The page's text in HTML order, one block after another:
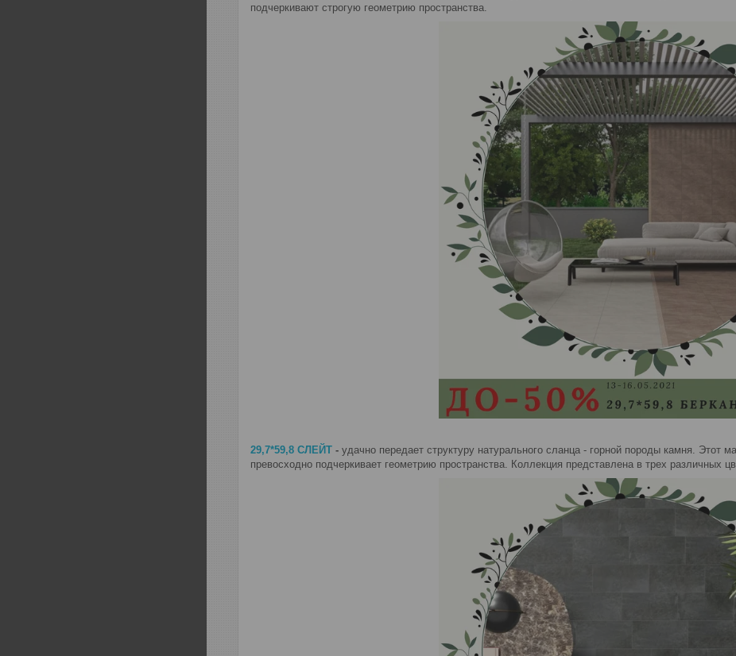
подчеркивают строгую геометрию пространства.
29,7*59,8 СЛЕЙТ - удачно передает структуру натурального сланца - горной породы камня. Этот
превосходно подчеркивает геометрию пространства. Коллекция представлена в трех различных